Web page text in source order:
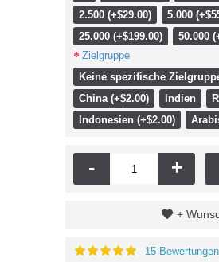
2.500 (+$29.00)
5.000
25.000 (+$199.00)
50.000
Zielgruppe
Keine spezifische
China (+$2.00)
Indien
Indonesien (+$2.00)
- +
+
15 Bewertungen